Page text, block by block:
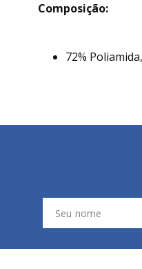
Composição:
72%